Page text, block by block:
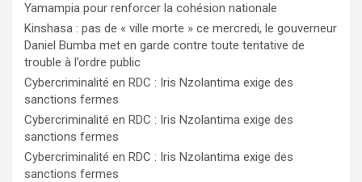
Yamampia pour renforcer la cohésion nationale
Kinshasa : pas de « ville morte » ce mercredi, le gouverneur
Daniel Bumba met en garde contre toute tentative de
trouble à l’ordre public
Cybercriminalité en RDC : Iris Nzolantima exige des
sanctions fermes
Cybercriminalité en RDC : Iris Nzolantima exige des
sanctions fermes
Cybercriminalité en RDC : Iris Nzolantima exige des
sanctions fermes